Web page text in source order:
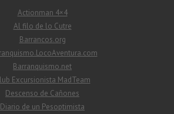
Actionman 4×4
Al filo de lo Cutre
Barrancos.org
Barranquismo.net
Excursionista MadTeam
Descenso de Cañones
Diario de un Pesoptimista